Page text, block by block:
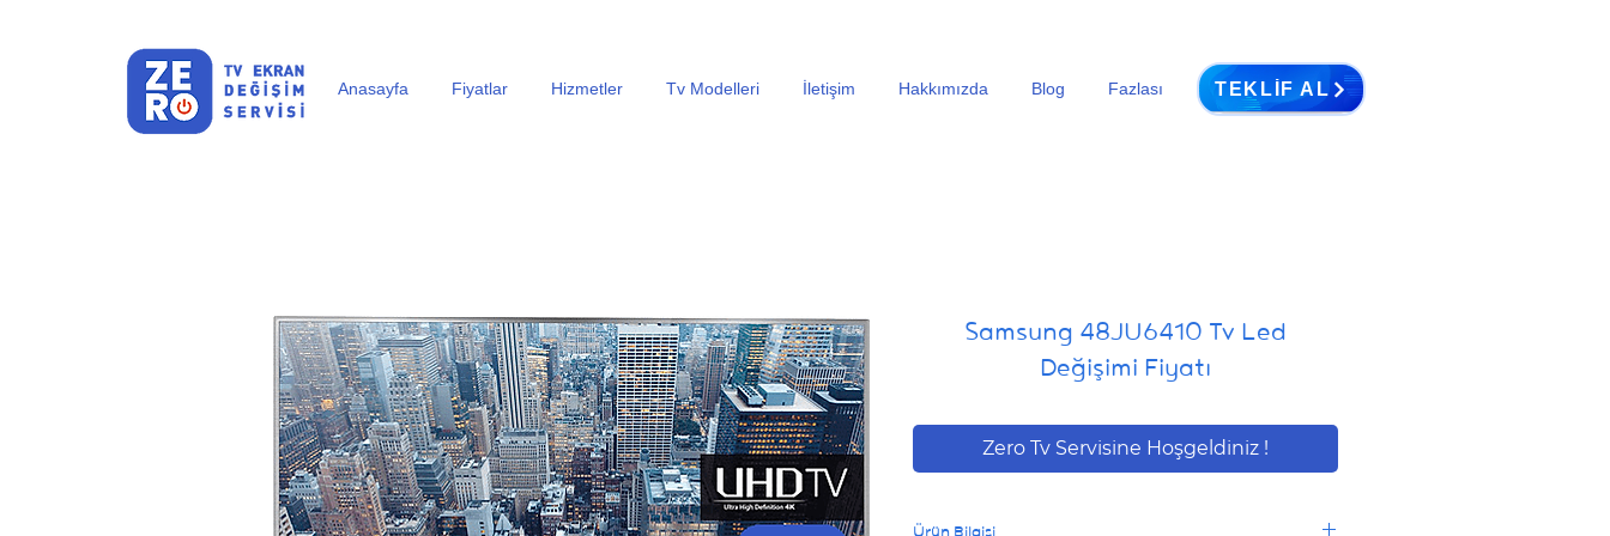
TEKLIF AL
Anasayfa Fiyatlar Hizmetler Tv Modelleri İletişim Hakkımızda Blog Fazlası
Samsung 48JU6410 Tv Led
Değişimi Fiyatı
Zero Tv Servisine Hoşgeldiniz !